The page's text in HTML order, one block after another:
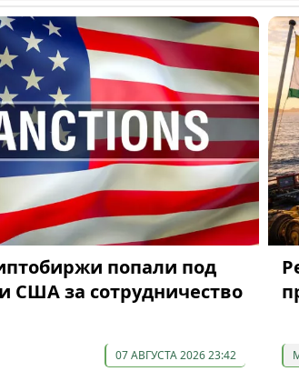
попали под
США за сотрудничество
07 АВГУСТА 2026 23:42